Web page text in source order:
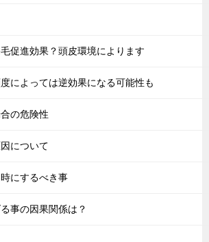
促進効果？頭皮環境によります
によっては逆効果になる可能性も
の危険性
について
にするべき事
事の因果関係は？